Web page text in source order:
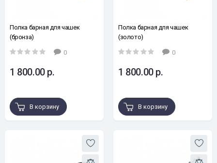
Полка барная для чашек
(бронза)
0
1 800.00 р.
В корзину
Полка барная для чашек
(золото)
0
1 800.00 р.
В корзину